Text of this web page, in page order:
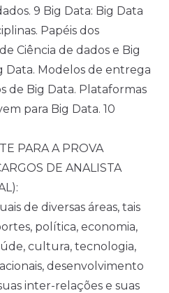
9 Big Data: Big Data
Papéis dos
Ciência de dados e Big
Data. Modelos de entrega
de Big Data. Plataformas
para Big Data. 10
PARA A PROVA
DE ANALISTA
de diversas áreas, tais
política, economia,
cultura, tecnologia,
desenvolvimento
inter-relações e suas